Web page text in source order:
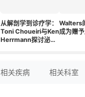
从解剖学到诊疗学：
Toni Choueiri与Ken
Herrmann探讨泌尿
Walters
成为赠
相关疾病 相关科室